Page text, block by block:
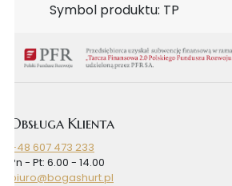
Symbol produktu: TP
Obsługa Klienta
+48 607 473 233
Pn - Pt: 6.00 - 14.00
biuro@bogashurt.pl